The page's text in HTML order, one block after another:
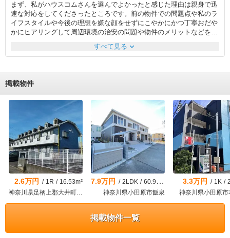
まず、私がハウスコムさんを選んでよかったと感じた理由は親身で迅
速な対応をしてくださったところです。前の物件での問題点や私のラ
イフスタイルや今後の理想を嫌な顔をせずにこやかにかつ丁寧おだや
かにヒアリングして周辺環境の治安の問題や物件のメリットなどをプ
ロの目線からみて冷静にアドバイスをしてくださり何をどうしたらよ
いのかわかりやすく紙に書いて提案してくださいました。また、提案
した。また、大家さんとのやりとりや保険の手続きの際も非常にスム
ースで家賃や初期費用や入居時の条件についても粘り強く交渉してい
ただいたおかげで理想的な条件で契約することができました。単なる
物件の紹介にとどまらず私の生活全体を考えてサポートしてくださ
り、ハウスコムさんにお願いして本当に良かったと心から感謝してい
ます。
すべて見る expand_more
掲載物件
2.6万円 / 1R / 16.53m²
神奈川県足柄上郡大井町金子
7.9万円 / 2LDK / 60.99m²
神奈川県小田原市飯泉
3.3万円 / 1K /
神奈川県小田原市
掲載物件一覧